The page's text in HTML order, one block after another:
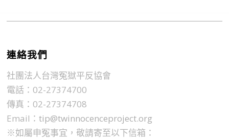
連絡我們
社團法人台灣冤獄平反協會
電話：02-27374700
傳真：02-27374708
Email：tip@twinnocenceproject.org
※如屬申冤事宜，敬請寄至以下信箱：